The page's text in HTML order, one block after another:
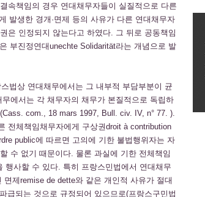
속책임의 경우 연대채무자들이 실질적으로 다른
발생한 경개·면제 등의 사유가 다른 연대채무자
은 인정되지 않는다고 하였다. 그 뒤로 공동책임
부진정연대unechte Solidarität라는 개념으로 발
법상 연대채무에서는 그 내부적 부담부분이 균
에서는 각 채무자의 채무가 본질적으로 독립하
com., 18 mars 1997, Bull. civ. IV, n° 77. ).
전체책임채무자에게 구상권droit à contribution
public에 따르면 고의에 기한 불법행위자는 자
수 없기 때문이다. 물론 과실에 기한 전체책임
행사할 수 있다. 특히 프랑스민법에서 연대채무
제remise de dette와 같은 개인적 사유가 절대
급되는 것으로 규정되어 있으므로(프랑스구민법